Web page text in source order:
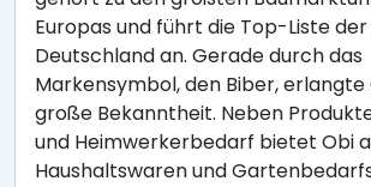
Europas und führt die Top-Liste
Deutschland an. Gerade durch das
Markensymbol, den Biber, erlangte
große Bekanntheit. Neben
und Heimwerkerbedarf bietet Obi
Haushaltswaren und